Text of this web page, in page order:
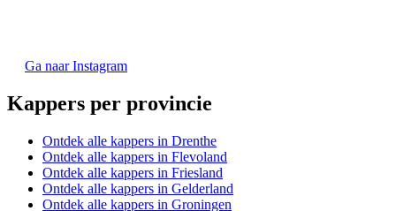
Ga naar Instagram
Kappers per provincie
Ontdek alle kappers in Drenthe
Ontdek alle kappers in Flevoland
Ontdek alle kappers in Friesland
Ontdek alle kappers in Gelderland
Ontdek alle kappers in Groningen